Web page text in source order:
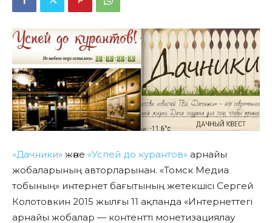
«Дачники» және «Успей до курантов» арнайы
жобаларының авторларынан. «Томск Медиа
тобының» интернет бағытының жетекшісі Сергей
Колотовкин 2015 жылғы 11 ақпанда «Интернеттегі
арнайы жобалар — контентті монетизациялау